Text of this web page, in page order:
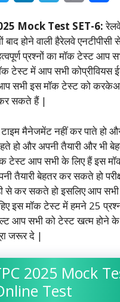
i
t
t
e
n
k
e
d
n
l
e
g
m
p
y
L
i
k
a
r
e
Mock Test SET-6:
बाद होने वाली हैरेलवे
प्रश्नों का मॉक टेस्ट आप
टेस्ट में आप सभी कोप्रीवियस
सभी इस मॉक टेस्ट को
सकते हैं |
टाइम मैनेजमेंट नहीं कर पाते हो
हो और अपनी तैयारी और भी
टेस्ट आप सभी के लिए हैं इस
तैयारी बेहतर कर सकते हो
से कर सकते हो इसलिए आप सभी
इस मॉक टेस्ट में हमने 25
आप सभी को टेस्ट खत्म होने के
जरूर दे |
2025 Mock
Test